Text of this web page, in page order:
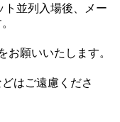
ト並列入場後、メー
お願いいたします。
はご遠慮くださ